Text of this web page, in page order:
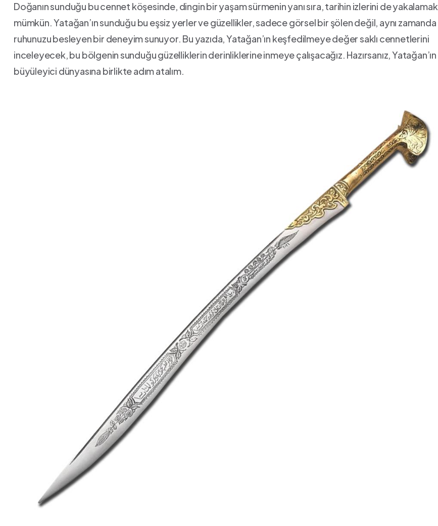
Doğanın sunduğu bu cennet köşesinde, dingin bir yaşam sürmenin yanı sıra, tarihin izlerini ​de yakalamak
mümkün. Yatağan’ın sunduğu bu eşsiz yerler ve güzellikler, sadece görsel bir şölen değil, aynı zamanda
ruhunuzu besleyen bir deneyim sunuyor. Bu yazıda, Yatağan’ın keşfedilmeye değer‌ saklı cennetlerini
inceleyecek, bu bölgenin ⁢sunduğu güzelliklerin derinliklerine inmeye çalışacağız. Hazırsanız, Yatağan’ın ​
büyüleyici dünyasına birlikte adım atalım.